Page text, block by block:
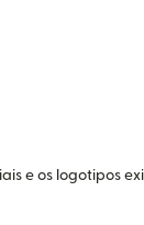
e os logotipos